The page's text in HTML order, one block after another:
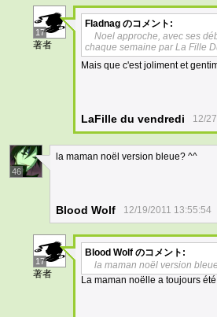
17
著者
Fladnag のコメント:
Noel approche, avec ses
chaque semaine par La Fille
Mais que c'est joliment et
LaFille du vendredi 12/
46
la maman noël version bleue? ^^
Blood Wolf 12/19/2011 13:55:54
17
著者
Blood Wolf のコメント:
la maman noël version
La maman noëlle a toujours